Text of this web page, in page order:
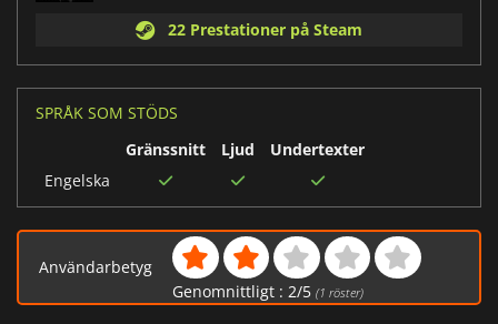
22 Prestationer på Steam
SPRÅK SOM STÖDS
Gränssnitt
Ljud
Undertexter
Engelska
Användarbetyg
Genomnittligt : 2/5 (1 röster)